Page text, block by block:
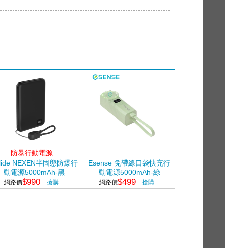
防暴行動電源
NEXEN半固態防爆行
動電源5000mAh-黑
網路價$990 搶購
Esense 免帶線口袋快充行
動電源5000mAh-綠
網路價$499 搶購